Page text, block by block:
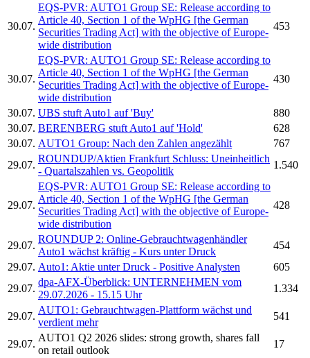
30.07.
EQS-PVR: AUTO1 Group SE: Release according to
Article 40, Section 1 of the WpHG [the German
Securities Trading Act] with the objective of Europe-
wide distribution
453
30.07.
EQS-PVR: AUTO1 Group SE: Release according to
Article 40, Section 1 of the WpHG [the German
Securities Trading Act] with the objective of Europe-
wide distribution
430
30.07. UBS stuft Auto1 auf 'Buy'
880
30.07. BERENBERG stuft Auto1 auf 'Hold'
628
30.07. AUTO1 Group: Nach den Zahlen angezählt
767
29.07.
ROUNDUP/Aktien Frankfurt Schluss: Uneinheitlich
- Quartalszahlen vs. Geopolitik
1.540
29.07.
EQS-PVR: AUTO1 Group SE: Release according to
Article 40, Section 1 of the WpHG [the German
Securities Trading Act] with the objective of Europe-
wide distribution
428
29.07.
ROUNDUP 2: Online-Gebrauchtwagenhändler
Auto1 wächst kräftig - Kurs unter Druck
454
29.07. Auto1: Aktie unter Druck - Positive Analysten
605
29.07.
dpa-AFX-Überblick: UNTERNEHMEN vom
29.07.2026 - 15.15 Uhr
1.334
29.07.
AUTO1: Gebrauchtwagen-Plattform wächst und
verdient mehr
541
29.07.
AUTO1 Q2 2026 slides: strong growth, shares fall
on retail outlook
17